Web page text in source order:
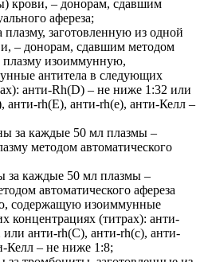
крови, – донорам, сдавшим
афереза;
плазму, заготовленную из одной
– донорам, сдавшим методом
плазму изоиммунную,
антитела в следующих
анти-Rh(D) – не ниже 1:32 или
анти-rh(E), анти-rh(е), анти-Келл –
за каждые 50 мл плазмы –
методом автоматического
за каждые 50 мл плазмы –
автоматического афереза
содержащую изоиммунные
концентрациях (титрах): анти-
анти-rh(С), анти-rh(с), анти-
Келл – не ниже 1:8;